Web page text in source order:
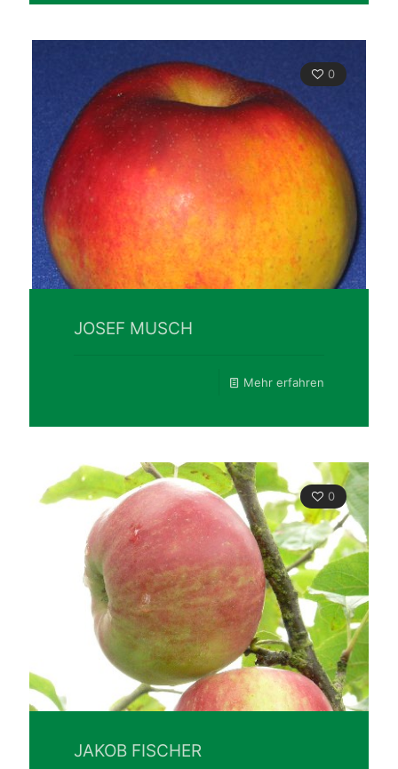
0
JOSEF MUSCH
Mehr erfahren
0
JAKOB FISCHER